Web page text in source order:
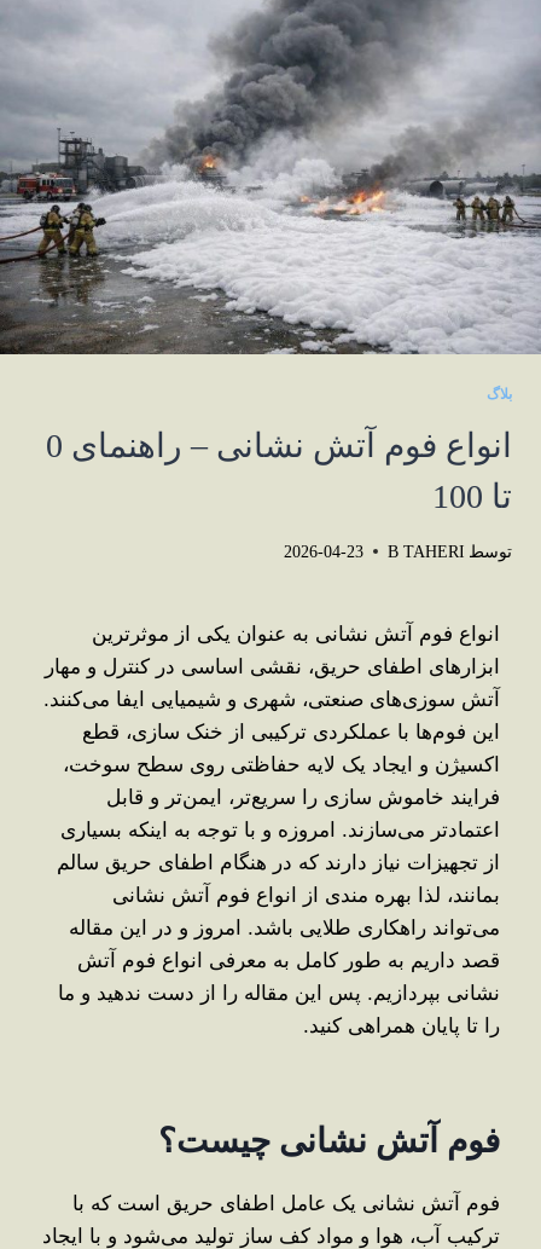
بلاگ
انواع فوم آتش نشانی – راهنمای 0
تا 100
توسط B TAHERI
2026-04-23
انواع فوم آتش نشانی به ‌عنوان یکی از موثرترین
ابزارهای اطفای حریق، نقشی اساسی در کنترل و مهار
آتش‌ سوزی‌های صنعتی، شهری و شیمیایی ایفا می‌کنند.
این فوم‌ها با عملکردی ترکیبی از خنک ‌سازی، قطع
اکسیژن و ایجاد یک لایه حفاظتی روی سطح سوخت،
فرایند خاموش ‌سازی را سریع‌تر، ایمن‌تر و قابل
‌اعتمادتر می‌سازند. امروزه و با توجه به اینکه بسیاری
از تجهیزات نیاز دارند که در هنگام اطفای حریق سالم
بمانند، لذا بهره مندی از انواع فوم آتش نشانی
می‌تواند راهکاری طلایی باشد. امروز و در این مقاله
قصد داریم به طور کامل به معرفی انواع فوم آتش
نشانی بپردازیم. پس این مقاله را از دست ندهید و ما
را تا پایان همراهی کنید.
فوم آتش نشانی چیست؟
فوم آتش نشانی یک عامل اطفای حریق است که با
ترکیب آب، هوا و مواد کف ‌ساز تولید می‌شود و با ایجاد